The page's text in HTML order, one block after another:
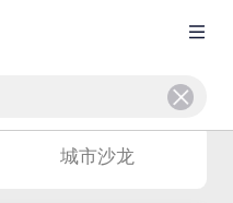
城市沙龙